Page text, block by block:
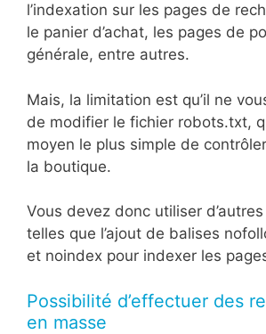
l’indexation sur les pages de
le panier d’achat, les pages de
générale, entre autres.
Mais, la limitation est qu’il ne
de modifier le fichier robots.txt,
moyen le plus simple de
la boutique.
Vous devez donc utiliser
telles que l’ajout de balises
et noindex pour indexer les
Possibilité d’effectuer des
en masse